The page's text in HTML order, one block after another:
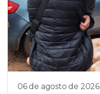
06 de agosto de 2026